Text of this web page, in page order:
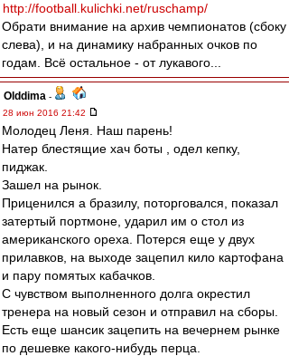
http://football.kulichki.net/ruschamp/
Обрати внимание на архив чемпионатов (сбоку
слева), и на динамику набранных очков по
годам. Всё остальное - от лукавого...
Olddima -
28 июн 2016 21:42
Молодец Леня. Наш парень!
Натер блестящие хач боты , одел кепку,
пиджак.
Зашел на рынок.
Приценился а бразилу, поторговался, показал
затертый портмоне, ударил им о стол из
американского ореха. Потерся еще у двух
прилавков, на выходе зацепил кило картофана
и пару помятых кабачков.
С чувством выполненного долга окрестил
тренера на новый сезон и отправил на сборы.
Есть еще шансик зацепить на вечернем рынке
по дешевке какого-нибудь перца.